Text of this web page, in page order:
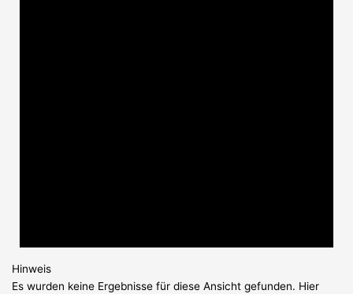
Hinweis
Es wurden keine Ergebnisse für diese Ansicht gefunden. Hier